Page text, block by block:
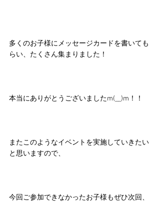
多くのお子様にメッセージカードを書いても
らい、たくさん集まりました！
本当にありがとうございましたm(__)m！！
またこのようなイベントを実施していきたい
と思いますので、
今回ご参加できなかったお子様もぜひ次回、